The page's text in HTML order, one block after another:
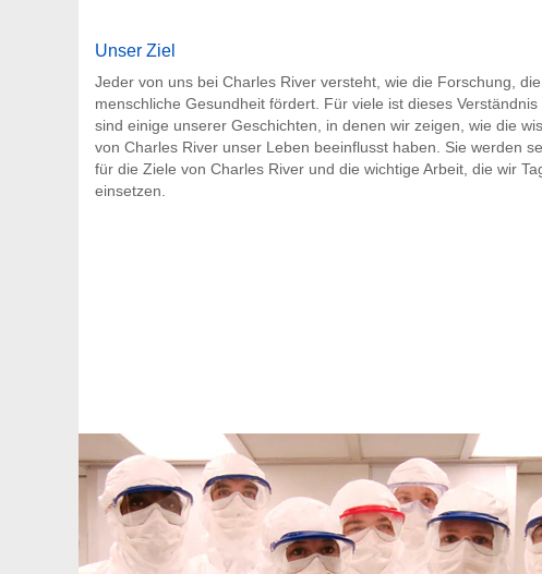
Unser Ziel
Jeder von uns bei Charles River versteht, wie die Forschung,
menschliche Gesundheit fördert. Für viele ist dieses
sind einige unserer Geschichten, in denen wir zeigen, wie die
von Charles River unser Leben beeinflusst haben. Sie werden
für die Ziele von Charles River und die wichtige Arbeit, die wir
einsetzen.